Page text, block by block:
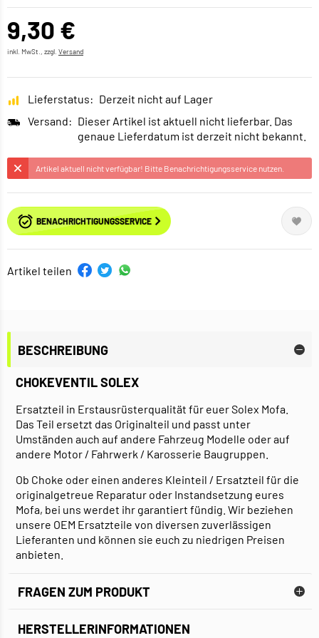
9,30 €
inkl. MwSt., zzgl. Versand
Lieferstatus: Derzeit nicht auf Lager
Versand: Dieser Artikel ist aktuell nicht lieferbar. Das
genaue Lieferdatum ist derzeit nicht bekannt.
Artikel aktuell nicht verfügbar! Bitte Benachrichtigungsservice nutzen.
BENACHRICHTIGUNGSSERVICE
Artikel teilen
BESCHREIBUNG
CHOKEVENTIL SOLEX
Ersatzteil in Erstausrüsterqualität für euer Solex Mofa.
Das Teil ersetzt das Originalteil und passt unter
Umständen auch auf andere Fahrzeug Modelle oder auf
andere Motor / Fahrwerk / Karosserie Baugruppen.
Ob Choke oder einen anderes Kleinteil / Ersatzteil für die
originalgetreue Reparatur oder Instandsetzung eures
Mofa, bei uns werdet ihr garantiert fündig. Wir beziehen
unsere OEM Ersatzteile von diversen zuverlässigen
Lieferanten und können sie euch zu niedrigen Preisen
anbieten.
FRAGEN ZUM PRODUKT
HERSTELLERINFORMATIONEN